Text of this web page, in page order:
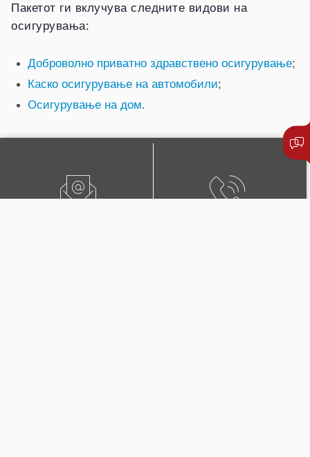
Пакетот ги вклучува следните видови на
осигурувања:
Доброволно приватно здравствено осигурување;
Каско осигурување на автомобили;
Осигурување на дом.